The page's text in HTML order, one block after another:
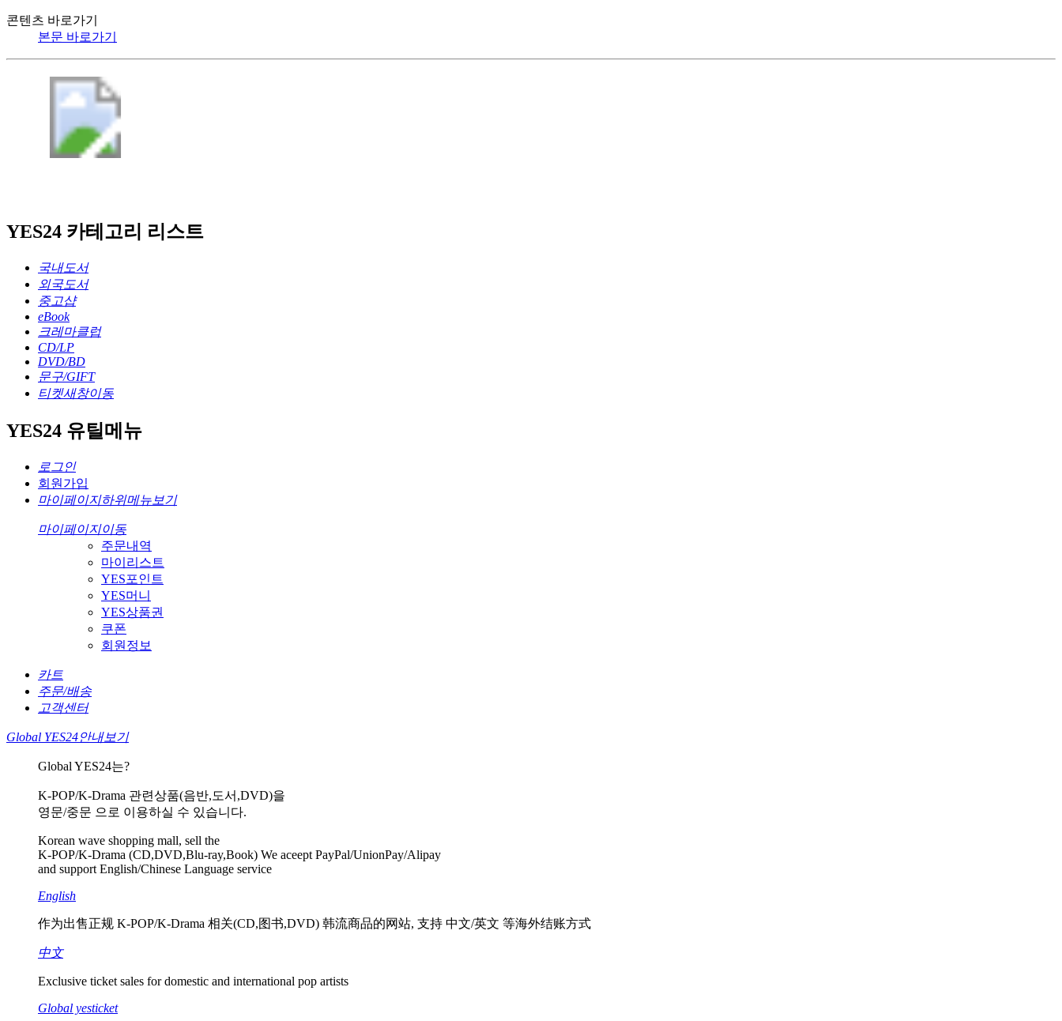
콘텐츠 바로가기
본문 바로가기
YES24 카테고리 리스트
국내도서
외국도서
중고샵
eBook
크레마클럽
CD/LP
DVD/BD
문구/GIFT
티켓새창이동
YES24 유틸메뉴
로그인
회원가입
마이페이지하위메뉴보기
마이페이지이동
주문내역
마이리스트
YES포인트
YES머니
YES상품권
쿠폰
회원정보
카트
주문/배송
고객센터
Global YES24안내보기
Global YES24는?
K-POP/K-Drama 관련상품(음반,도서,DVD)을
영문/중문 으로 이용하실 수 있습니다.
Korean wave shopping mall, sell the
K-POP/K-Drama (CD,DVD,Blu-ray,Book) We aceept PayPal/UnionPay/Alipay
and support English/Chinese Language service
English
作为出售正规 K-POP/K-Drama 相关(CD,图书,DVD) 韩流商品的网站, 支持 中文/英文 等海外结账方式
中文
Exclusive ticket sales for domestic and international pop artists
Global yesticket